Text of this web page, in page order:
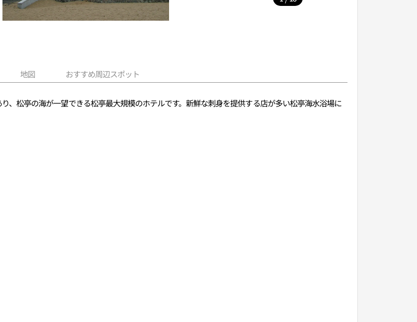
地図 おすすめ周辺スポット
、松亭の海が一望できる松亭最大規模のホテルです。新鮮な刺身を提供する店が多い松亭海水浴場に